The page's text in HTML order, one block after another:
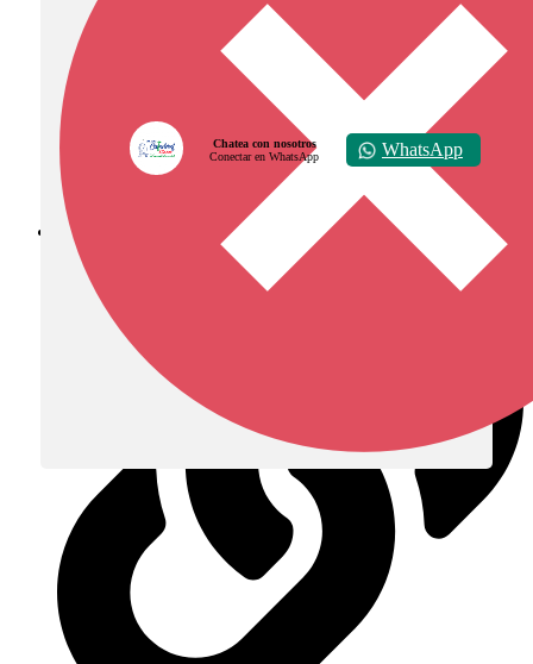
Diócesis de Zipaquirá
Chatea con nosotros
Conectar en WhatsApp
WhatsApp